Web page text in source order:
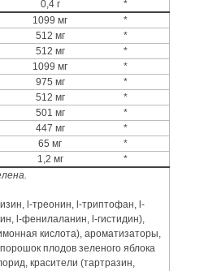
0,4 г
*
1099 мг
*
512 мг
*
512 мг
*
1099 мг
*
975 мг
*
512 мг
*
501 мг
*
447 мг
*
65 мг
*
1,2 мг
*
l-треонин, l-триптофан, l-
l-фенилаланин, l-гистидин),
кислота), ароматизаторы,
плодов зеленого яблока
красители (тартразин,